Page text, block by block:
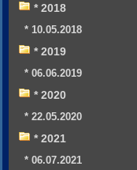
* 2018
* 10.05.2018
* 2019
* 06.06.2019
* 2020
* 22.05.2020
* 2021
* 06.07.2021